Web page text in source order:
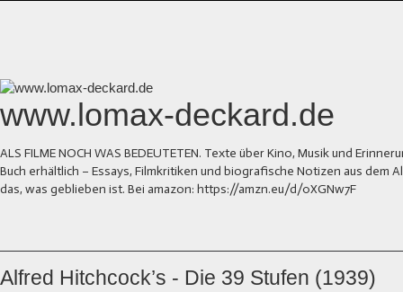
www.lomax-deckard.de
ALS FILME NOCH WAS BEDEUTETEN. Texte über Kino, Musik und
Buch erhältlich – Essays, Filmkritiken und biografische Notizen aus dem
das, was geblieben ist. Bei amazon: https://amzn.eu/d/0XGNw7F
Alfred Hitchcock’s - Die 39 Stufen (1939)